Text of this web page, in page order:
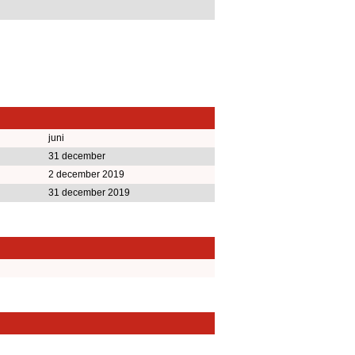
juni
31 december
2 december 2019
31 december 2019